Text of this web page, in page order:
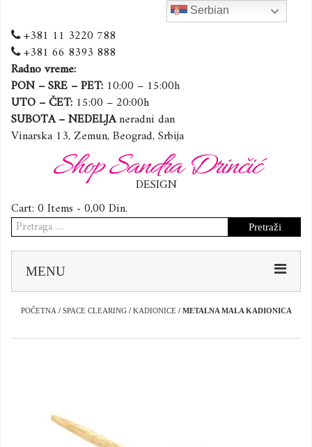
+381 11 3220 788
+381 66 8393 888
Radno vreme:
PON – SRE – PET: 10:00 – 15:00h
UTO – ČET: 15:00 – 20:00h
SUBOTA – NEDELJAneradni dan
Vinarska 13, Zemun, Beograd, Srbija
Shop Sandra Drinčić
DESIGN
Cart: 0 Items -0,00 Din.
Pretraga
za:
MENU
POČETNA / SPACE CLEARING/ KADIONICE/ METALNA MALA KADIONICA
Serbian